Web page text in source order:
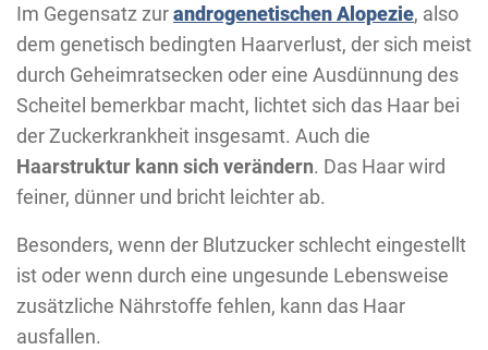
Im Gegensatz zurandrogenetischen Alopezie, also
dem genetisch bedingten Haarverlust, der sich meist
durch Geheimratsecken oder eine Ausdünnung des
Scheitel bemerkbar macht, lichtet sich das Haar bei
der Zuckerkrankheit insgesamt. Auch die
Haarstruktur kann sich verändern. Das Haar wird
feiner, dünner und bricht leichter ab.
Besonders, wenn der Blutzucker schlecht eingestellt
ist oder wenn durch eine ungesunde Lebensweise
zusätzliche Nährstoffe fehlen, kann das Haar
ausfallen.